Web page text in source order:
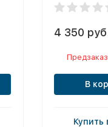
4 350
Предзаказ
В
Купить